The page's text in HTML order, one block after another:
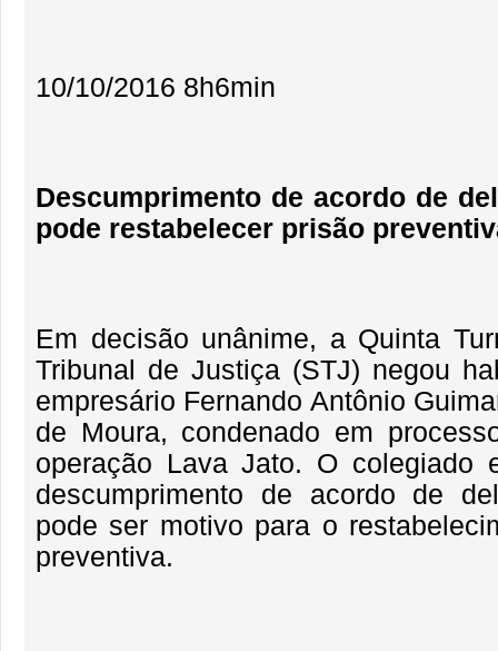
10/10/2016 8h6min
Descumprimento de acordo de
pode restabelecer prisão
Em decisão unânime, a Quinta
Tribunal de Justiça (STJ) negou
empresário Fernando Antônio
de Moura, condenado em
operação Lava Jato. O colegiado
descumprimento de acordo de
pode ser motivo para o
preventiva.